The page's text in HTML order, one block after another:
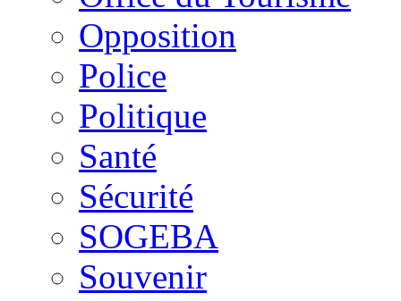
Opposition
Police
Politique
Santé
Sécurité
SOGEBA
Souvenir